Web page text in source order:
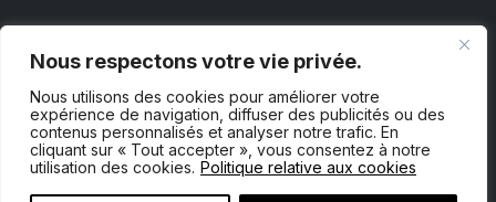
Nous respectons votre vie privée.
Nous utilisons des cookies pour améliorer votre
expérience de navigation, diffuser des publicités ou des
contenus personnalisés et analyser notre trafic. En
cliquant sur « Tout accepter », vous consentez à notre
utilisation des cookies. Politique relative aux cookies
Procop eShop. © 2025 Tous droits réservés.